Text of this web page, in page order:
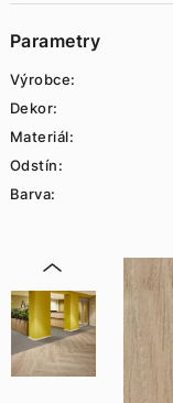
Parametry
Výrobce:
Dekor:
Materiál:
Odstín:
Barva: